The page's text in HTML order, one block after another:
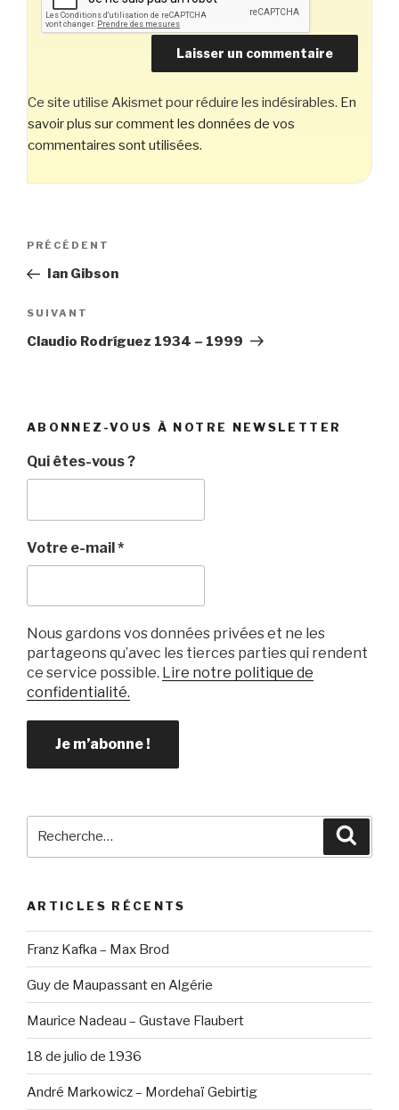
Ce site utilise Akismet pour réduire les indésirables. En
savoir plus sur comment les données de vos
commentaires sont utilisées.
Navigation
l’article
Article
précédent
PRÉCÉDENT
Ian Gibson
Article
suivant
SUIVANT
Claudio Rodríguez 1934 – 1999
ABONNEZ-VOUS À NOTRE NEWSLETTER
Qui êtes-vous ?
Votre e-mail*
Nous gardons vos données privées et ne les
partageons qu’avec les tierces parties qui rendent
ce service possible. Lire notre politique de
confidentialité.
ARTICLES RÉCENTS
Franz Kafka – Max Brod
Guy de Maupassant en Algérie
Maurice Nadeau – Gustave Flaubert
18 de julio de 1936
André Markowicz – Mordehaï Gebirtig